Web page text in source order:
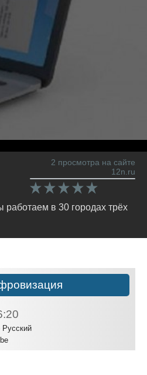
2 просмотра на сайте
12n.ru
в 30 городах трёх
Русский